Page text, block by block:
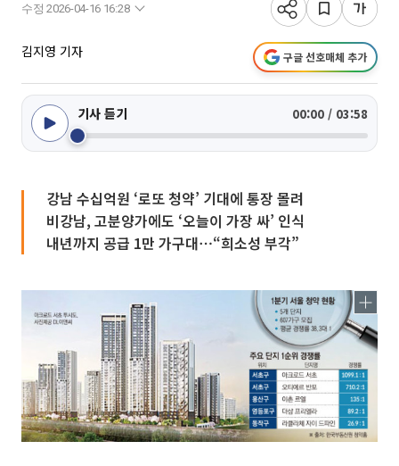
수정 2026-04-16 16:28
김지영 기자 구글 선호매체 추가
기사 듣기 00:00 / 03:58
강남 수십억원 ‘로또 청약’ 기대에 통장 몰려
비강남, 고분양가에도 ‘오늘이 가장 싸’ 인식
내년까지 공급 1만 가구대⋯“희소성 부각”